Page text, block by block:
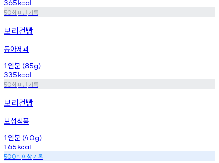
365kcal
50회 미만기록
보리건빵
동아제과
1 인분 (85g)
335kcal
50회 미만기록
보리건빵
보성식품
1 인분 (40g)
165kcal
500회 이상기록